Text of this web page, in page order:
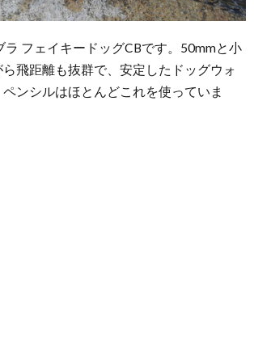
ラ フェイキードッグCBです。50mmと小
飛距離も抜群で、安定したドッグウォ
ンシルはほとんどこれを使っていま